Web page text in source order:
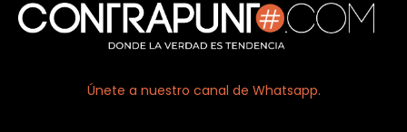
Únete a nuestro canal de Whatsapp.